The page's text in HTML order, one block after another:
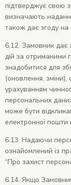
підтверджує свою
визначають
також дає згоду
6.12. Замовник дає
дій за отриманими
знадобитися для
(оновлення,
урахуванням
персональних
може бути
електронної пошти
6.13. Надаючи
ознайомлений із
“Про захист
6.14. Якщо